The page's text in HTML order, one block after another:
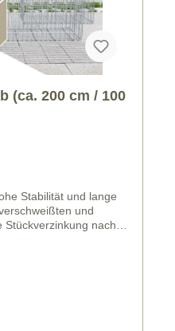
(ca. 200 cm / 100
Stabilität und lange
und
Stückverzinkung nach